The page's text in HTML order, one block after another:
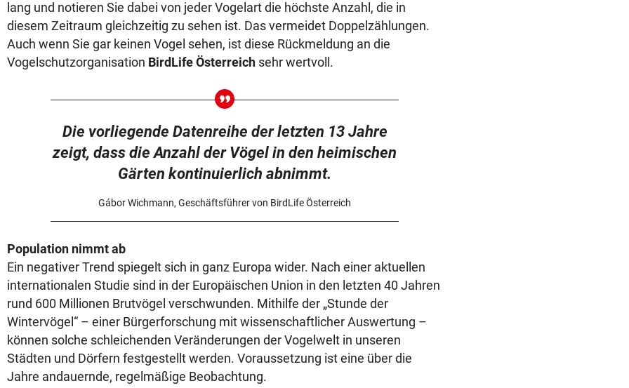
lang und notieren Sie dabei von jeder Vogelart die höchste Anzahl, die in
diesem Zeitraum gleichzeitig zu sehen ist. Das vermeidet Doppelzählungen.
Auch wenn Sie gar keinen Vogel sehen, ist diese Rückmeldung an die
Vogelschutzorganisation BirdLife Österreich sehr wertvoll.
Die vorliegende Datenreihe der letzten 13 Jahre
zeigt, dass die Anzahl der Vögel in den heimischen
Gärten kontinuierlich abnimmt.
Gábor Wichmann, Geschäftsführer von BirdLife Österreich
Population nimmt ab
Ein negativer Trend spiegelt sich in ganz Europa wider. Nach einer aktuellen
internationalen Studie sind in der Europäischen Union in den letzten 40 Jahren
rund 600 Millionen Brutvögel verschwunden. Mithilfe der „Stunde der
Wintervögel“ – einer Bürgerforschung mit wissenschaftlicher Auswertung –
können solche schleichenden Veränderungen der Vogelwelt in unseren
Städten und Dörfern festgestellt werden. Voraussetzung ist eine über die
Jahre andauernde, regelmäßige Beobachtung.